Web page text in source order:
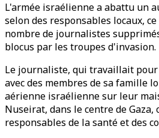
L'armée israélienne a abattu un
selon des responsables locaux,
nombre de journalistes
blocus par les troupes d'invasion.
Le journaliste, qui travaillait pour
avec des membres de sa famille
aérienne israélienne sur leur
Nuseirat, dans le centre de Gaza,
responsables de la santé et des